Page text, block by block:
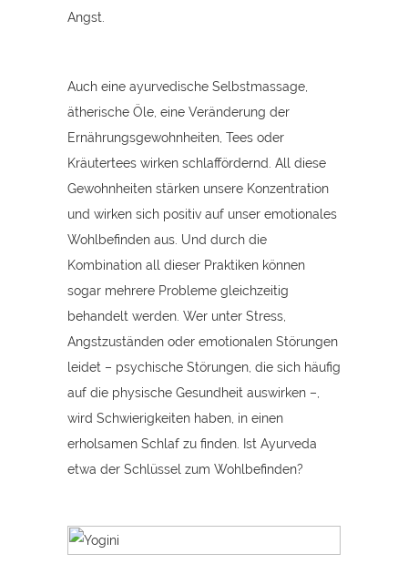
Angst.
Auch eine ayurvedische Selbstmassage,
ätherische Öle, eine Veränderung der
Ernährungsgewohnheiten, Tees oder
Kräutertees wirken schlaffördernd. All diese
Gewohnheiten stärken unsere Konzentration
und wirken sich positiv auf unser emotionales
Wohlbefinden aus. Und durch die
Kombination all dieser Praktiken können
sogar mehrere Probleme gleichzeitig
behandelt werden. Wer unter Stress,
Angstzuständen oder emotionalen Störungen
leidet – psychische Störungen, die sich häufig
auf die physische Gesundheit auswirken –,
wird Schwierigkeiten haben, in einen
erholsamen Schlaf zu finden. Ist Ayurveda
etwa der Schlüssel zum Wohlbefinden?